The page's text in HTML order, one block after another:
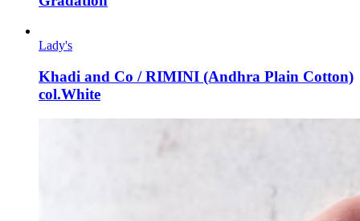
Lady's
Khadi and Co / RIMINI (Andhra Plain Cotton)
col.White